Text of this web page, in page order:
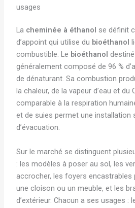
usages
La cheminée à éthanol se définit
d’appoint qui utilise du bioéthanol
combustible. Le bioéthanol
généralement composé de 96 %
de dénaturant. Sa combustion
la chaleur, de la vapeur d’eau et du
comparable à la respiration
et de suies permet une installation
d’évacuation.
Sur le marché se distinguent
: les modèles à poser au sol, les
accrocher, les foyers encastrables
une cloison ou un meuble, et les
d’extérieur. Chacun a ses usages :